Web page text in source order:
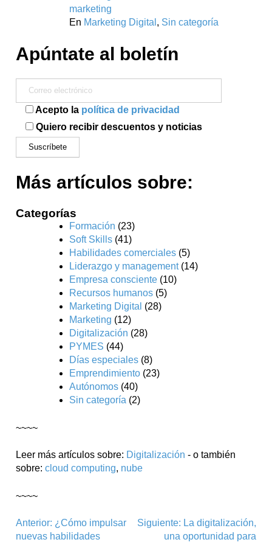
marketing
En Marketing Digital , Sin categoría
Apúntate al boletín
Acepto la política de privacidad
Quiero recibir descuentos y noticias
Más artículos sobre:
Categorías
Formación (23)
Soft Skills (41)
Habilidades comerciales (5)
Liderazgo y management(14)
Empresa consciente (10)
Recursos humanos (5)
Marketing Digital (28)
Marketing (12)
Digitalización (28)
PYMES (44)
Días especiales (8)
Emprendimiento (23)
Autónomos (40)
Sin categoría (2)
~~~~
Leer más artículos sobre: Digitalización - o también
sobre:cloud computing, nube
~~~~
Navegación
Anterior: ¿Cómo impulsar
nuevas habilidades
Siguiente: La digitalización,
una oportunidad para